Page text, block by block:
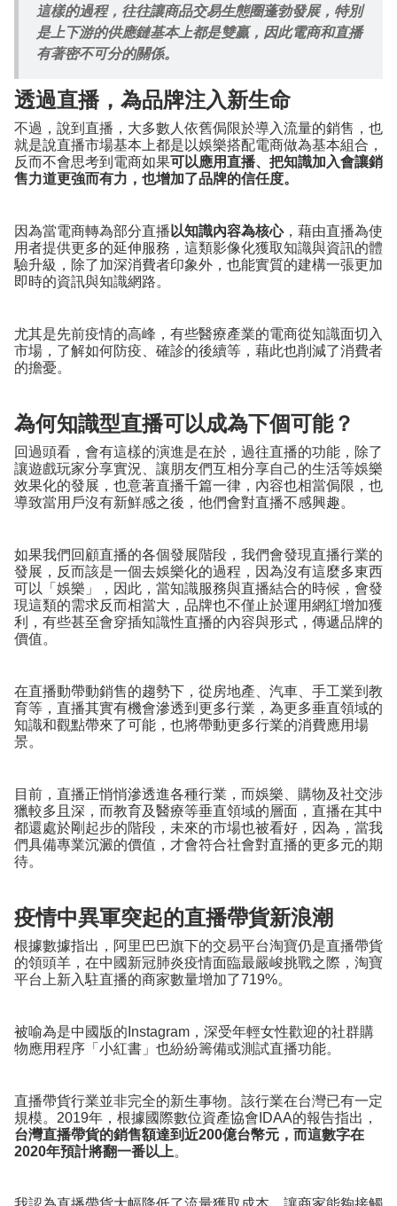
這樣的過程，往往讓商品交易生態圈蓬勃發展，特別
是上下游的供應鏈基本上都是雙贏，因此電商和直播
有著密不可分的關係。
透過直播，為品牌注入新生命
不過，說到直播，大多數人依舊侷限於導入流量的銷售，也
就是說直播市場基本上都是以娛樂搭配電商做為基本組合，
反而不會思考到電商如果可以應用直播、把知識加入會讓銷
售力道更強而有力，也增加了品牌的信任度。
因為當電商轉為部分直播 以知識內容為核心，藉由直播為使
用者提供更多的延伸服務，這類影像化獲取知識與資訊的體
驗升級，除了加深消費者印象外，也能實質的建構一張更加
即時的資訊與知識網路。
尤其是先前疫情的高峰，有些醫療產業的電商從知識面切入
市場，了解如何防疫、確診的後續等，藉此也削減了消費者
的擔憂。
為何知識型直播可以成為下個可能？
回過頭看，會有這樣的演進是在於，過往直播的功能，除了
讓遊戲玩家分享實況、讓朋友們互相分享自己的生活等娛樂
效果化的發展，也意著直播千篇一律，內容也相當侷限，也
導致當用戶沒有新鮮感之後，他們會對直播不感興趣。
如果我們回顧直播的各個發展階段，我們會發現直播行業的
發展，反而該是一個去娛樂化的過程，因為沒有這麼多東西
可以「娛樂」，因此，當知識服務與直播結合的時候，會發
現這類的需求反而相當大，品牌也不僅止於運用網紅增加獲
利，有些甚至會穿插知識性直播的內容與形式，傳遞品牌的
價值。
在直播動帶動銷售的趨勢下，從房地產、汽車、手工業到教
育等，直播其實有機會滲透到更多行業，為更多垂直領域的
知識和觀點帶來了可能，也將帶動更多行業的消費應用場
景。
目前，直播正悄悄滲透進各種行業，而娛樂、購物及社交涉
獵較多且深，而教育及醫療等垂直領域的層面，直播在其中
都還處於剛起步的階段，未來的市場也被看好，因為，當我
們具備專業沉澱的價值，才會符合社會對直播的更多元的期
待。
疫情中異軍突起的直播帶貨新浪潮
根據數據指出，阿里巴巴旗下的交易平台淘寶仍是直播帶貨
的領頭羊，在中國新冠肺炎疫情面臨最嚴峻挑戰之際，淘寶
平台上新入駐直播的商家數量增加了719%。
被喻為是中國版的Instagram，深受年輕女性歡迎的社群購
物應用程序「小紅書」也紛紛籌備或測試直播功能。
直播帶貨行業並非完全的新生事物。該行業在台灣已有一定
規模。2019年，根據國際數位資產協會IDAA的報告指出，
台灣直播帶貨的銷售額達到近200億台幣元，而這數字在
2020年預計將翻一番以上。